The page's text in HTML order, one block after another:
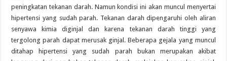
peningkatan tekanan darah. Namun kondisi ini akan muncul menyertai
hipertensi yang sudah parah. Tekanan darah dipengaruhi oleh aliran
senyawa kimia diginjal dan karena tekanan darah tinggi yang
tergolong parah dapat merusak ginjal. Beberapa gejala yang muncul
ditahap hipertensi yang sudah parah bukan merupakan akibat